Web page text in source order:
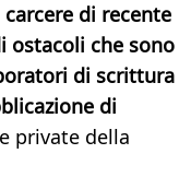
di recente
ostacoli che sono
di scrittura
di
private della